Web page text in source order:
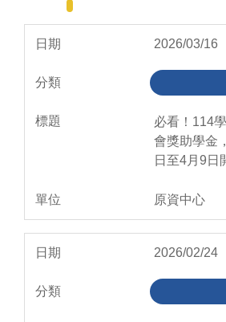
2026/03/16
必看！114
會獎助學金
日至4月9日
原資中心
2026/02/24